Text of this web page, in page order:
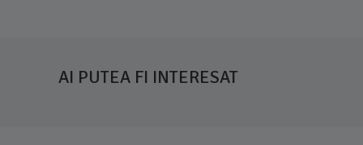
AI PUTEA FI INTERESAT